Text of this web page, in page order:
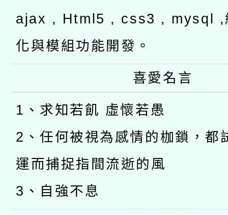
ajax , Html5 , css3 , mysql ,
化與模組功能開發。
喜愛名言
1、求知若飢 虛懷若愚
2、任何被視為感情的枷鎖，都
運而捕捉指間流逝的風
3、自強不息